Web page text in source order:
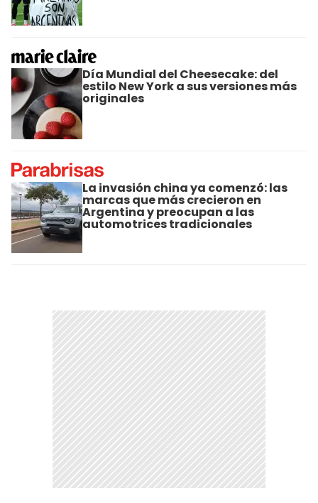
Día Mundial del Cheesecake: del
estilo New York a sus versiones más
originales
La invasión china ya comenzó: las
marcas que más crecieron en
Argentina y preocupan a las
automotrices tradicionales